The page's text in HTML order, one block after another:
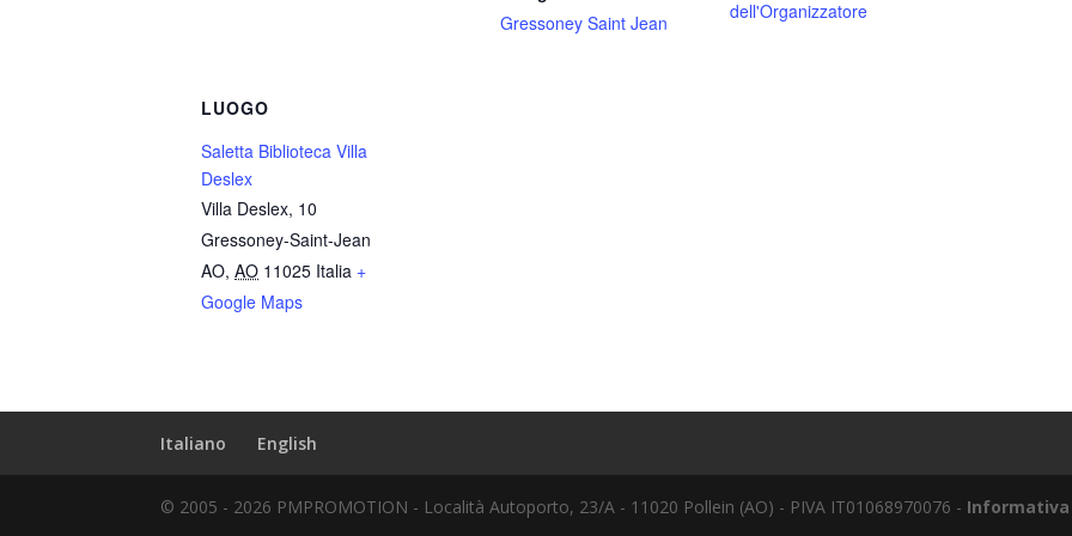
Gressoney Saint Jean
dell'Organizzatore
LUOGO
Saletta Biblioteca Villa
Deslex
Villa Deslex, 10
Gressoney-Saint-Jean
AO, AO 11025 Italia +
Google Maps
Italiano English
© 2005 - 2026 PMPROMOTION - Località Autoporto, 23/A - 11020 Pollein (AO) - PIVA IT01068970076 - Informativa